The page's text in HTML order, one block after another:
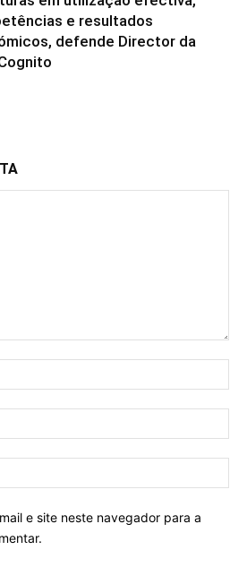
e resultados
defende Director da
e site neste navegador para a